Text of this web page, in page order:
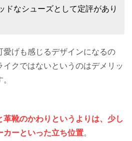
ドなシューズとして定評があり
げも感じるデザインになるの
クではないというのはデメリッ
革靴のかわりというよりは、少し
カーといった立ち位置。